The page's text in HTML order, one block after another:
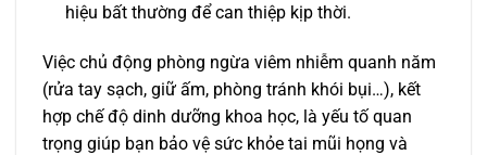
hiệu bất thường để can thiệp kịp thời.
Việc chủ động phòng ngừa viêm nhiễm quanh năm
(rửa tay sạch, giữ ấm, phòng tránh khói bụi…), kết
hợp chế độ dinh dưỡng khoa học, là yếu tố quan
trọng giúp bạn bảo vệ sức khỏe tai mũi họng và